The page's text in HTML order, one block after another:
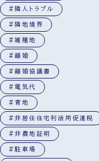
#隣人トラブル
#隣地境界
#雑種地
#離婚
#離婚協議書
#電気代
#青地
#非居住住宅利活用促進税
#非農地証明
#駐車場